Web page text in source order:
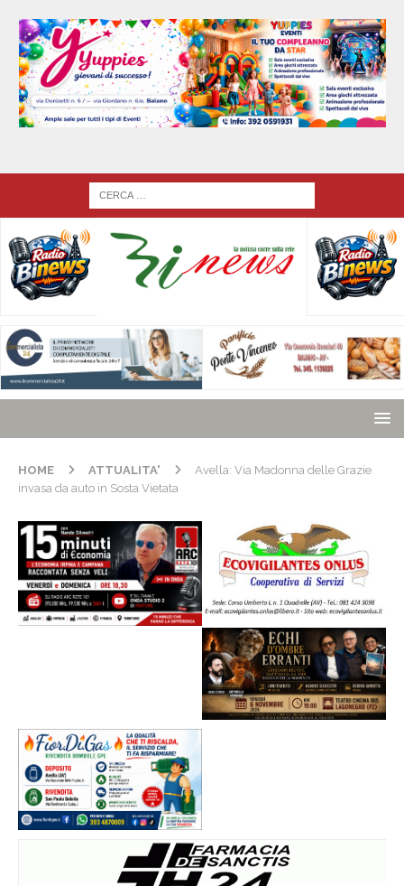
HOME ATTUALITA'
Avella: Via Madonna delle Grazie
invasa da auto in Sosta Vietata